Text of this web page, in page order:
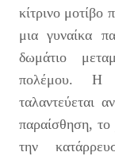
κίτρινο μοτίβο
μια γυναίκα
δωμάτιο
πολέμου. Η
ταλαντεύεται
παραίσθηση, το
την